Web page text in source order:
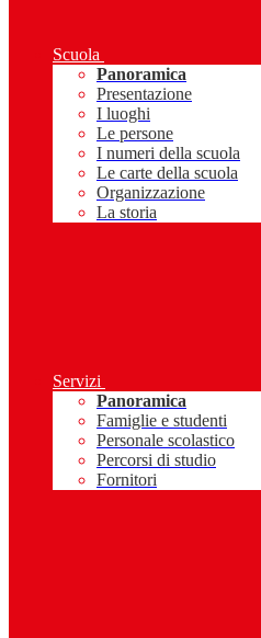
Scuola
Panoramica
Presentazione
I luoghi
Le persone
I numeri della scuola
Le carte della scuola
Organizzazione
La storia
Servizi
Panoramica
Famiglie e studenti
Personale scolastico
Percorsi di studio
Fornitori